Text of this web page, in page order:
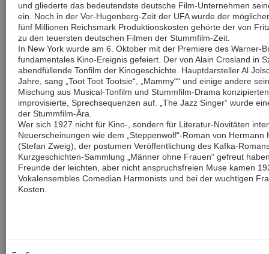
und gliederte das bedeutendste deutsche Film-Unternehmen
ein. Noch in der Vor-Hugenberg-Zeit der UFA wurde der
fünf Millionen Reichsmark Produktionskosten gehörte der von
zu den teuersten deutschen Filmen der Stummfilm-Zeit.
In New York wurde am 6. Oktober mit der Premiere des Warner-
fundamentales Kino-Ereignis gefeiert. Der von Alain Crosland in
abendfüllende Tonfilm der Kinogeschichte. Hauptdarsteller Al
Jahre, sang „Toot Toot Tootsie“, „Mammy““ und einige andere
Mischung aus Musical-Tonfilm und Stummfilm-Drama
improvisierte, Sprechsequenzen auf. „The Jazz Singer“ wurde
der Stummfilm-Ära.
Wer sich 1927 nicht für Kino-, sondern für Literatur-Novitäten
Neuerscheinungen wie dem „Steppenwolf“-Roman von
(Stefan Zweig), der postumen Veröffentlichung des Kafka-
Kurzgeschichten-Sammlung „Männer ohne Frauen“ gefreut
Freunde der leichten, aber nicht anspruchsfreien Muse kamen
Vokalensembles Comedian Harmonists und bei der wuchtigen
Kosten.